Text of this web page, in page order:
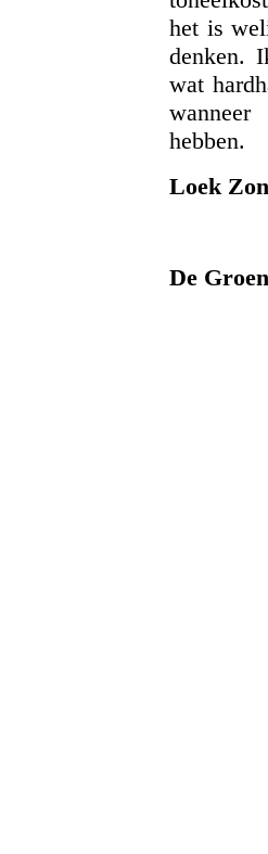
het is
denken.
wat
wanneer
hebben.
Loek
De